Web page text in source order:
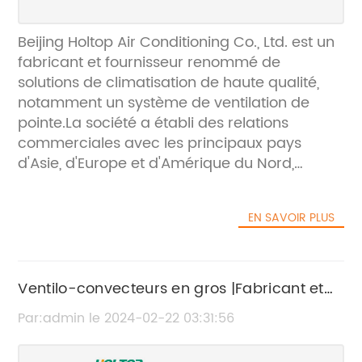
Beijing Holtop Air Conditioning Co., Ltd. est un
fabricant et fournisseur renommé de
solutions de climatisation de haute qualité,
notamment un système de ventilation de
pointe.La société a établi des relations
commerciales avec les principaux pays
d'Asie, d'Europe et d'Amérique du Nord,
approfondie en matière d'applications et d'un
Co., Ltd. est l’avenir des systèmes de
ventilation.Leur système de ventilation de
pointe est conçu pour révolutionner la façon
EN SAVOIR PLUS
Ventilo-convecteurs en gros |Fabricant et
exportateur fiable de Chine
Par:admin le 2024-02-22 03:31:56